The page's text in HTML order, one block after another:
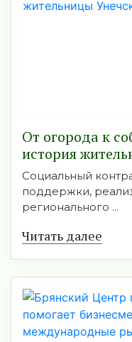
От огорода к
история
Социальный
поддержки,
регионального ...
Читать далее